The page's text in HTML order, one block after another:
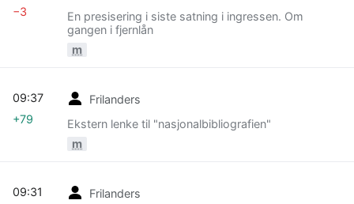
En presisering i siste satning i ingressen. Om
gangen i fjernlån
m
−3
Frilanders
Ekstern lenke til "nasjonalbibliografien"
m
09:37
+79
Frilanders
09:31